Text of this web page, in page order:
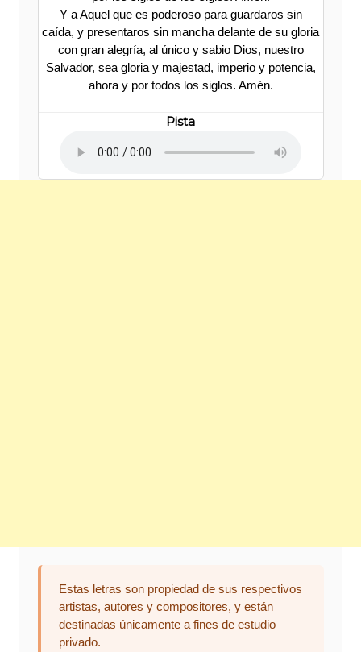
Y a Aquel que es poderoso para guardaros sin
caída, y presentaros sin mancha delante de su gloria
con gran alegría, al único y sabio Dios, nuestro
Salvador, sea gloria y majestad, imperio y potencia,
ahora y por todos los siglos. Amén.
Pista
Estas letras son propiedad de sus respectivos
artistas, autores y compositores, y están
destinadas únicamente a fines de estudio
privado.